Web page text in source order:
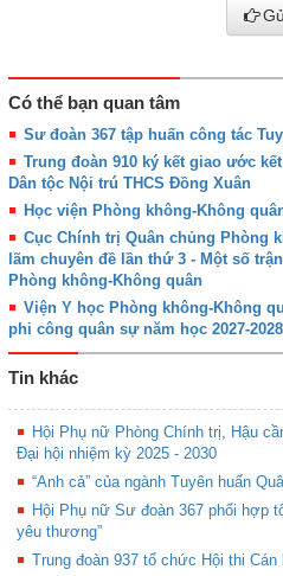
Có thể bạn quan tâm
Sư đoàn 367 tập huấn công tác
Trung đoàn 910 ký kết giao ước
Dân tộc Nội trú THCS Đồng Xuân
Học viện Phòng không-Không
Cục Chính trị Quân chủng Phòng
lãm chuyên đề lần thứ 3 - Một số
Phòng không-Không quân
Viện Y học Phòng không-Không
phi công quân sự năm học 2027-2028
Tin khác
Hội Phụ nữ Phòng Chính trị, Hậu
Đại hội nhiệm kỳ 2025 - 2030
“Anh cả” của ngành Tuyên huấn
Hội Phụ nữ Sư đoàn 367 phối hợp
yêu thương”
Trung đoàn 937 tổ chức Hội thi